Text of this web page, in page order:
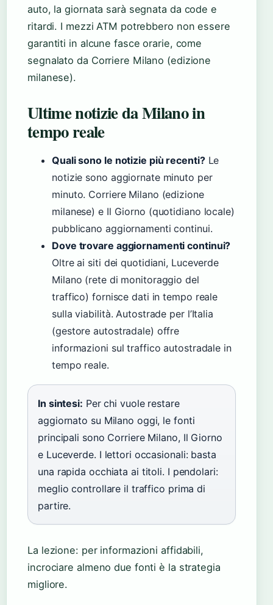
auto, la giornata sarà segnata da code e
ritardi. I mezzi ATM potrebbero non essere
garantiti in alcune fasce orarie, come
segnalato da Corriere Milano (edizione
milanese).
Ultime notizie da Milano in
tempo reale
Quali sono le notizie più recenti?Le
notizie sono aggiornate minuto per
minuto. Corriere Milano (edizione
milanese) e Il Giorno (quotidiano locale)
pubblicano aggiornamenti continui.
Dove trovare aggiornamenti continui?
Oltre ai siti dei quotidiani, Luceverde
Milano (rete di monitoraggio del
traffico) fornisce dati in tempo reale
sulla viabilità. Autostrade per l’Italia
(gestore autostradale) offre
informazioni sul traffico autostradale in
tempo reale.
In sintesi: Per chi vuole restare
aggiornato su Milano oggi, le fonti
principali sono Corriere Milano, Il Giorno
e Luceverde. I lettori occasionali: basta
una rapida occhiata ai titoli. I pendolari:
meglio controllare il traffico prima di
partire.
La lezione: per informazioni affidabili,
incrociare almeno due fonti è la strategia
migliore.